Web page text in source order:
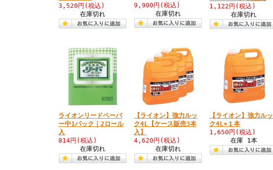
3,520円 (税込)
在庫切れ
9,900円 (税込)
在庫切れ
1,122円 (税込)
在庫切れ
ライオンリードペーパ
ー中1パック｜2ロール
入
814円 (税込)
在庫切れ
【ライオン】強力ルッ
ク4L【ケース販売3本
入】
4,620円 (税込)
在庫切れ
【ライオン】強力ルッ
ク4L×１本
1,650円 (税込)
在庫 1本